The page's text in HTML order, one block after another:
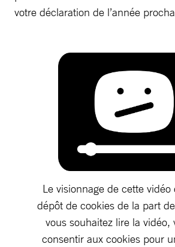
votre déclaration de l’année
Le visionnage de cette
dépôt de cookies de la part
vous souhaitez lire la vidéo,
consentir aux cookies pour